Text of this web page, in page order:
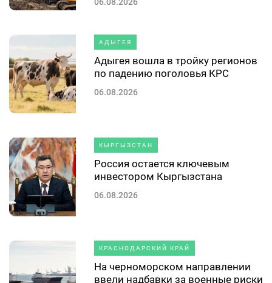
АДЫГЕЯ
Адыгея вошла в тройку регионов
по падению поголовья КРС
06.08.2026
КЫРГЫЗСТАН
Россия остается ключевым
инвестором Кыргызстана
06.08.2026
КРАСНОДАРСКИЙ КРАЙ
На черноморском направлении
ввели надбавки за военные риски